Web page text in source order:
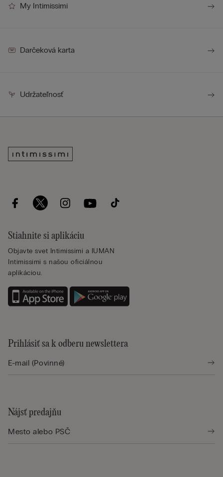
My Intimissimi
Darčeková karta
Udržateľnosť
Stiahnite si aplikáciu
Objavte svet Intimissimi a IUMAN
Intimissimi s našou oficiálnou
aplikáciou.
Prihlásiť sa k odberu newslettera
Nájsť predajňu